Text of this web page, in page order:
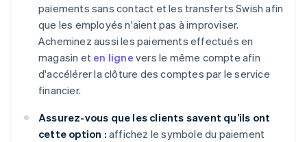
paiements sans contact et les transferts Swish afin
que les employés n'aient pas à improviser.
Acheminez aussi les paiements effectués en
magasin et en ligne vers le même compte afin
d'accélérer la clôture des comptes par le service
financier.
Assurez-vous que les clients savent qu’ils ont
cette option : affichez le symbole du paiement